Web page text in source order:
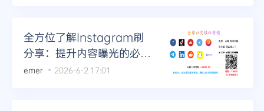
全方位了解Instagram刷
分享：提升内容曝光的必备
工具
emer 2026-6-2 17:01